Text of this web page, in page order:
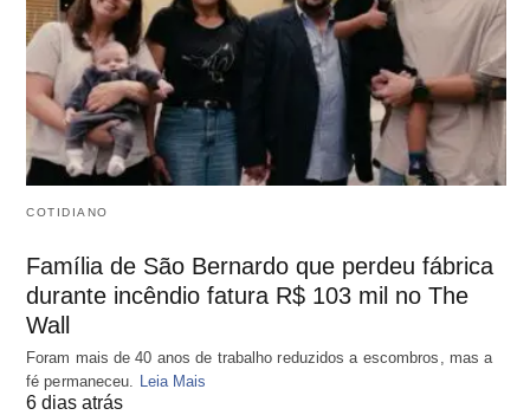
COTIDIANO
Família de São Bernardo que perdeu fábrica
durante incêndio fatura R$ 103 mil no The
Wall
Foram mais de 40 anos de trabalho reduzidos a escombros, mas a
fé permaneceu. Leia Mais
6 dias atrás